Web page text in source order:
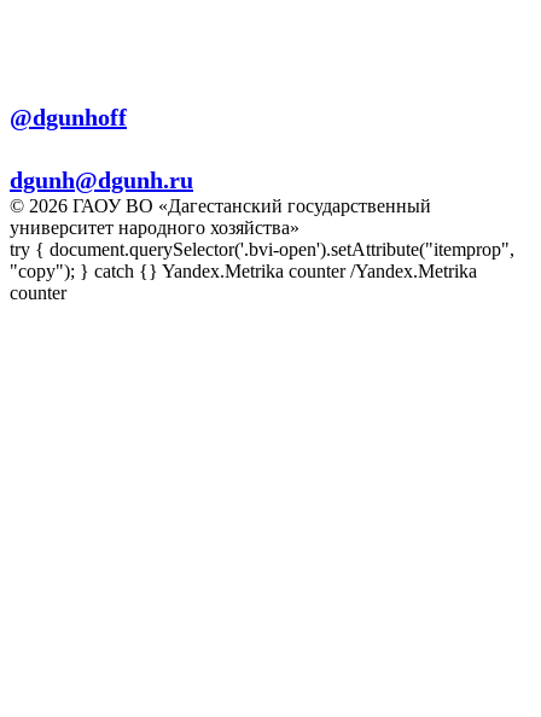
@dgunhoff
dgunh@dgunh.ru
© 2026 ГАОУ ВО «Дагестанский государственный
университет народного хозяйства»
try { document.querySelector('.bvi-open').setAttribute("itemprop",
"copy"); } catch {} Yandex.Metrika counter/Yandex.Metrika
counter